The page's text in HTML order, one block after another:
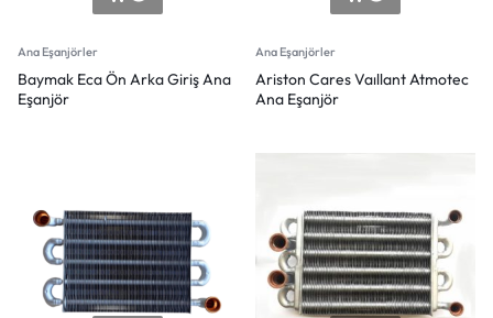
Ana Eşanjörler
Baymak Eca Ön Arka Giriş Ana
Eşanjör
Ana Eşanjörler
Ariston Cares Vaıllant Atmotec
Ana Eşanjör